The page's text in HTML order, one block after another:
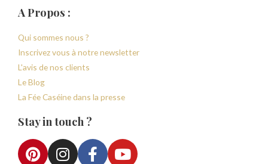
A Propos :
Qui sommes nous ?
Inscrivez vous à notre newsletter
L'avis de nos clients
Le Blog
La Fée Caséine dans la presse
Stay in touch ?